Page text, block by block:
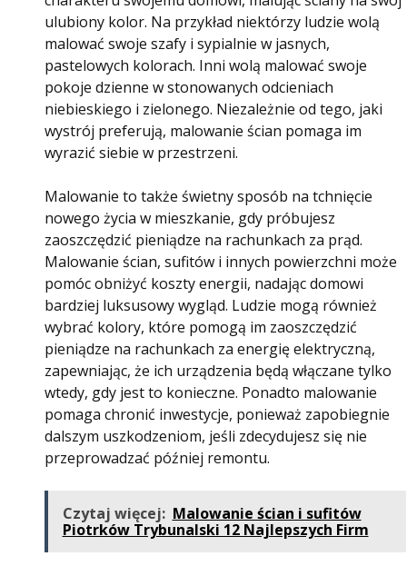
ulubiony kolor. Na przykład niektórzy ludzie wolą
malować swoje szafy i sypialnie w jasnych,
pastelowych kolorach. Inni wolą malować swoje
pokoje dzienne w stonowanych odcieniach
niebieskiego i zielonego. Niezależnie od tego, jaki
wystrój preferują, malowanie ścian pomaga im
wyrazić siebie w przestrzeni.
Malowanie to także świetny sposób na tchnięcie
nowego życia w mieszkanie, gdy próbujesz
zaoszczędzić pieniądze na rachunkach za prąd.
Malowanie ścian, sufitów i innych powierzchni może
pomóc obniżyć koszty energii, nadając domowi
bardziej luksusowy wygląd. Ludzie mogą również
wybrać kolory, które pomogą im zaoszczędzić
pieniądze na rachunkach za energię elektryczną,
zapewniając, że ich urządzenia będą włączane tylko
wtedy, gdy jest to konieczne. Ponadto malowanie
pomaga chronić inwestycje, ponieważ zapobiegnie
dalszym uszkodzeniom, jeśli zdecydujesz się nie
przeprowadzać później remontu.
Czytaj więcej: Malowanie ścian i sufitów
Piotrków Trybunalski 12 Najlepszych Firm